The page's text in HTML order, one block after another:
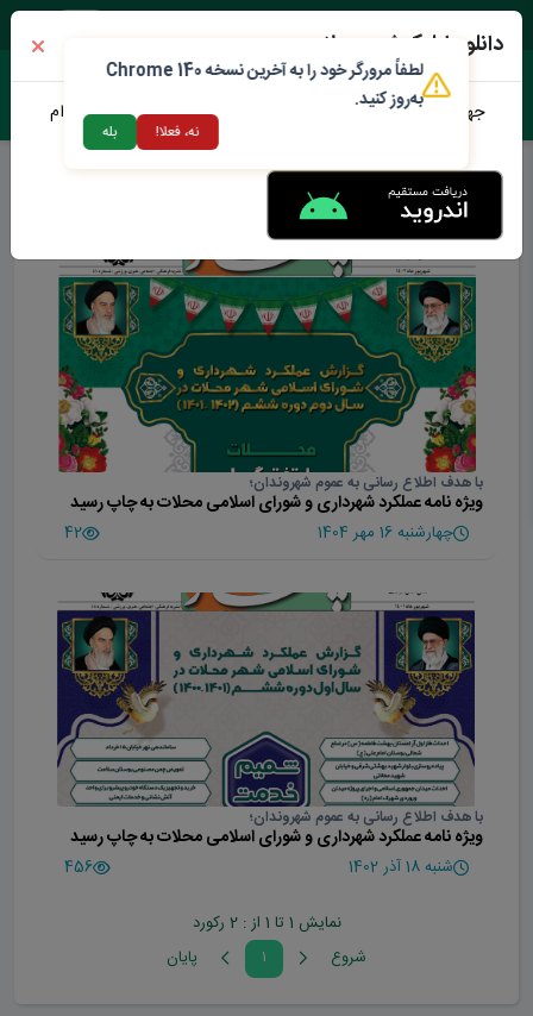
عملکرد شهرداری و شورای اسلامی شهر محلات
با هدف اطلاع رسانی به عموم شهروندان؛
ویژه نامه عملکرد شهرداری و شورای اسلامی محلات به چاپ رسید
چهارشنبه 16 مهر 1404 42
با هدف اطلاع رسانی به عموم شهروندان؛
ویژه نامه عملکرد شهرداری و شورای اسلامی محلات به چاپ رسید
شنبه 18 آذر 1402 456
نمایش 1 تا 1 از : 2 رکورد
شروع
۱ پايان
دانلود اپلیکیشن محلات من
جهت دانلود نرم افزار محلات من می توانید از طریق لینک زیر اقدام
لطفاً مرورگر خود را به آخرین نسخه Chrome 140
به‌روز کنید.
نه، فعلا! بله